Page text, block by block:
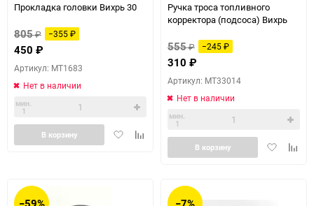
Прокладка головки Вихрь 30
805₽ −355₽
450 ₽
Артикул: MT1683
Нет в наличии
мин.
1
ДобавитьДобавить
сравнению
В корзину
Ручка троса топливного
корректора (подсоса) Вихрь
555₽ −245₽
310 ₽
Артикул: MT33014
Нет в наличии
мин.
1
Добавить
В корзину
−59% −7%